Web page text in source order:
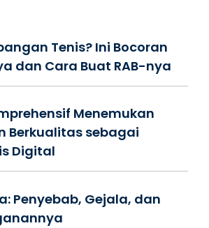
Tenis? Ini Bocoran
dan Cara Buat RAB-nya
Menemukan
Berkualitas sebagai
Digital
Penyebab, Gejala, dan